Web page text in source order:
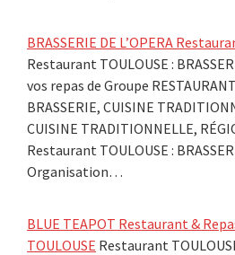
BRASSERIE DE L’OPERA
Restaurant TOULOUSE :
vos repas de Groupe
BRASSERIE, CUISINE
CUISINE TRADITIONNELLE,
Restaurant TOULOUSE :
Organisation…
BLUE TEAPOT Restaurant &
TOULOUSE Restaurant